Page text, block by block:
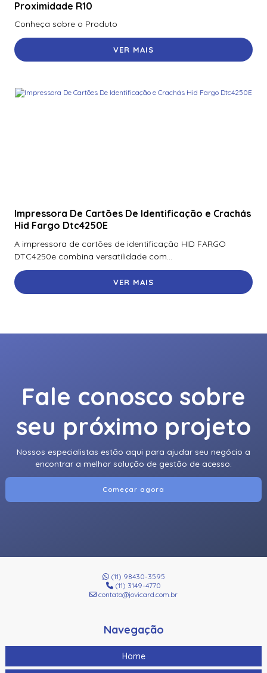
Proximidade R10
Conheça sobre o Produto
VER MAIS
Impressora De Cartões De Identificação e Crachás
Hid Fargo Dtc4250E
A impressora de cartões de identificação HID FARGO
DTC4250e combina versatilidade com...
VER MAIS
Fale conosco sobre
seu próximo projeto
Nossos especialistas estão aqui para ajudar seu negócio a
encontrar a melhor solução de gestão de acesso.
Começar agora
(11) 98430-3595
(11) 3149-4770
contato@jovicard.com.br
Navegação
Home